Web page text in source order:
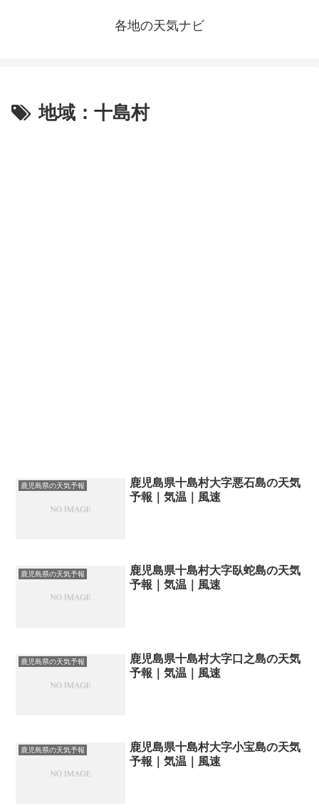
各地の天気ナビ
地域：十島村
鹿児島県の天気予報
鹿児島県十島村大字悪石島の天気
予報｜気温｜風速
鹿児島県の天気予報
鹿児島県十島村大字臥蛇島の天気
予報｜気温｜風速
鹿児島県の天気予報
鹿児島県十島村大字口之島の天気
予報｜気温｜風速
鹿児島県の天気予報
鹿児島県十島村大字小宝島の天気
予報｜気温｜風速